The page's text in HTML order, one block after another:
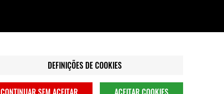
DEFINIÇÕES DE COOKIES